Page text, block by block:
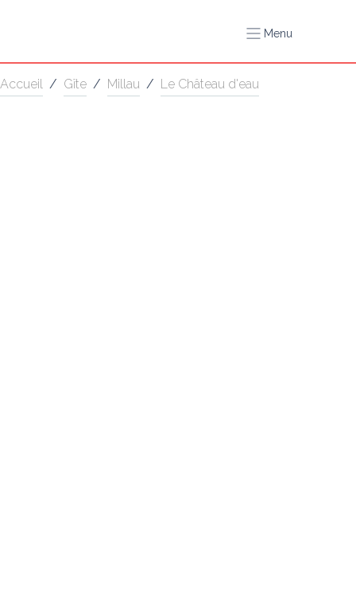
Menu
Accueil / Gîte / Millau / Le Château d'eau